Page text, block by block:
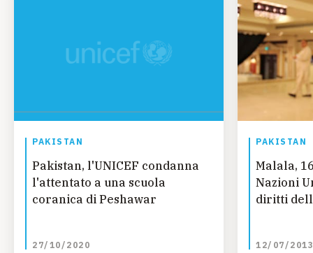
PAKISTAN
Pakistan, l'UNICEF condanna
l'attentato a una scuola
coranica di Peshawar
27/10/2020
PAKISTAN
Malala,
Nazioni
diritti
12/07/2013